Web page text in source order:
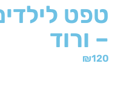
טפט
– ורוד
₪120